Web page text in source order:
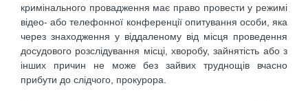
кримінального провадження має право провести у режимі
відео- або телефонної конференції опитування особи, яка
через знаходження у віддаленому від місця проведення
досудового розслідування місці, хворобу, зайнятість або з
інших причин не може без зайвих труднощів вчасно
прибути до слідчого, прокурора.